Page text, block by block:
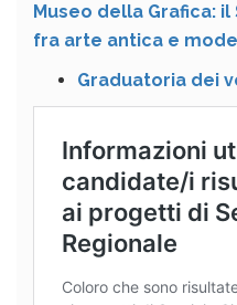
Museo della Grafica:
fra arte antica e
Graduatoria dei